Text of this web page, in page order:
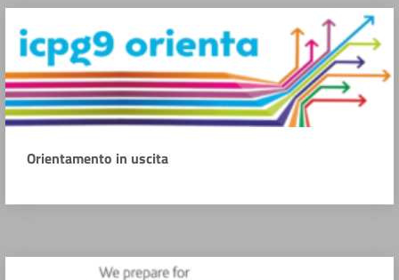
Orientamento in uscita